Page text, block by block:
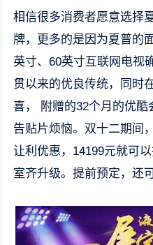
相信很多消费者愿意选择
牌，更多的是因为夏普的
英寸、60英寸互联网电视
贯以来的优良传统，同时
喜， 附赠的32个月的优
告贴片烦恼。双十二期间
让利优惠，14199元就可
室齐升级。提前预定，还